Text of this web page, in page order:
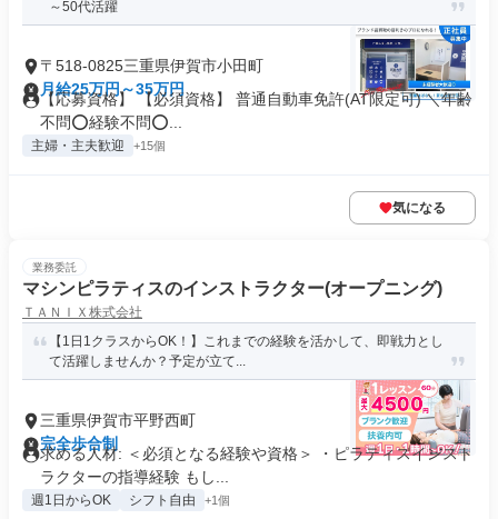
～50代活躍
〒518-0825三重県伊賀市小田町
月給25万円～35万円
【応募資格】 【必須資格】 普通自動車免許(AT限定可) ＼年齢
不問⭕️経験不問⭕️...
主婦・主夫歓迎 +15個
気になる
業務委託
マシンピラティスのインストラクター(オープニング)
ＴＡＮＩＸ株式会社
【1日1クラスからOK！】これまでの経験を活かして、即戦力とし
て活躍しませんか？予定が立て...
三重県伊賀市平野西町
完全歩合制
求める人材: ＜必須となる経験や資格＞ ・ピラティスインスト
ラクターの指導経験 もし...
週1日からOK シフト自由 +1個